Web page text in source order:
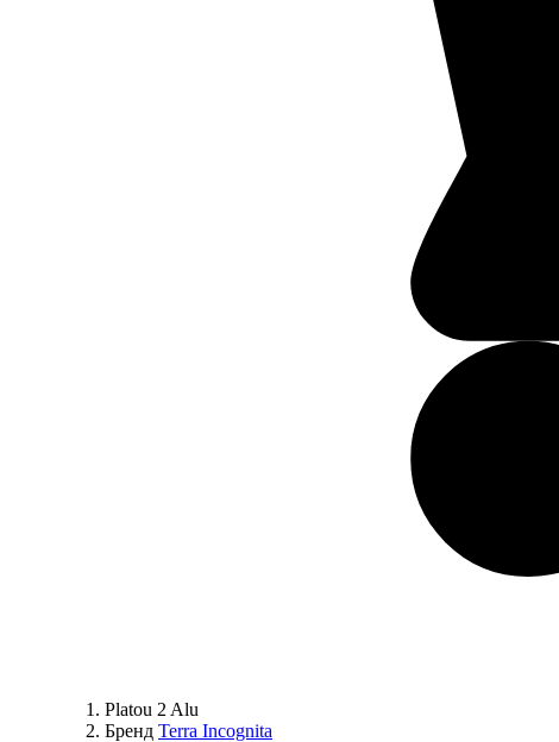
Platou 2 Alu
Бренд Terra Incognita